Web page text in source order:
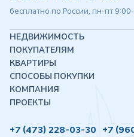
бесплатно по России, пн-пт
НЕДВИЖИМОСТЬ
ПОКУПАТЕЛЯМ
КВАРТИРЫ
СПОСОБЫ ПОКУПКИ
КОМПАНИЯ
ПРОЕКТЫ
+7 (473) 228-03-30 +7